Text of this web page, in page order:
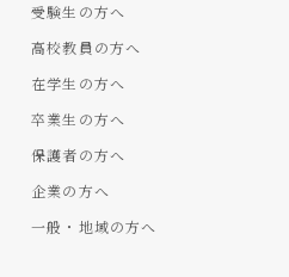
受験生の方へ
高校教員の方へ
在学生の方へ
卒業生の方へ
保護者の方へ
企業の方へ
一般・地域の方へ